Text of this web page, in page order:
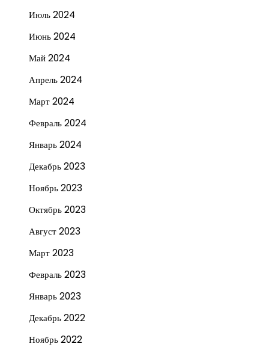
Июль 2024
Июнь 2024
Май 2024
Апрель 2024
Март 2024
Февраль 2024
Январь 2024
Декабрь 2023
Ноябрь 2023
Октябрь 2023
Август 2023
Март 2023
Февраль 2023
Январь 2023
Декабрь 2022
Ноябрь 2022